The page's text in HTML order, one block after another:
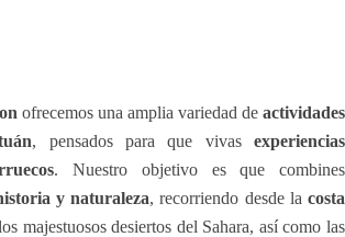
ofrecemos una amplia variedad de actividades
, pensados para que vivas experiencias
. Nuestro objetivo es que combines
y naturaleza, recorriendo desde la costa
majestuosos desiertos del Sahara, así como las